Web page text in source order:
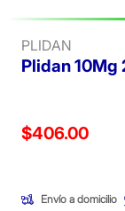
PLIDAN
Plidan 10Mg
Precio reducido
$406.00
Envío a domicilio